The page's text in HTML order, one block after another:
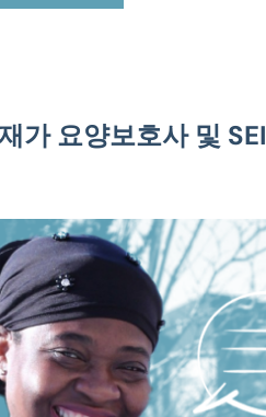
가 요양보호사 및